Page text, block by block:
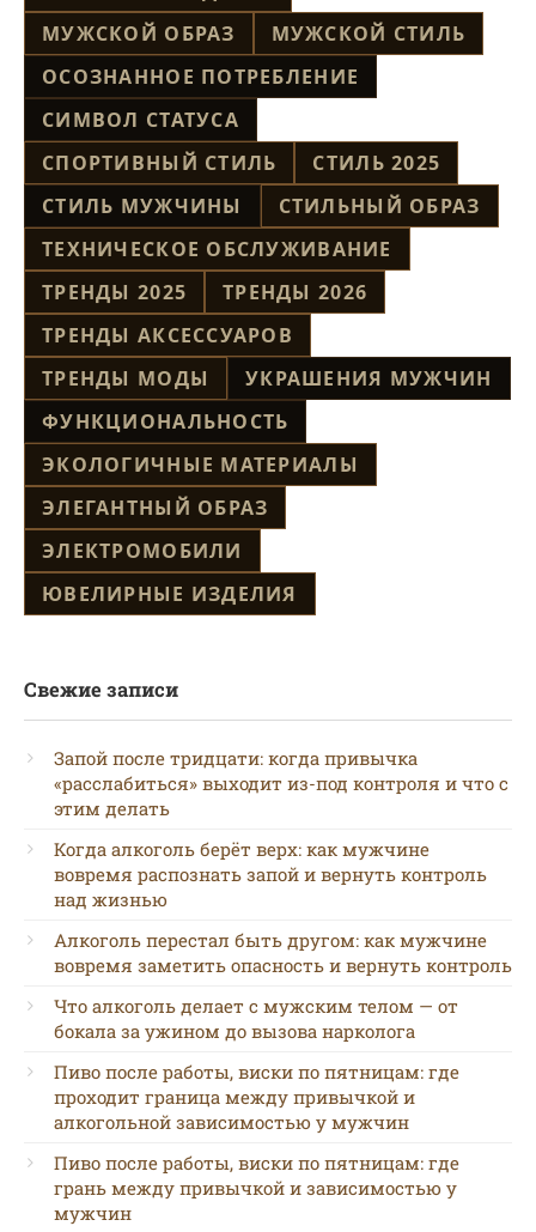
МУЖСКОЙ ОБРАЗ
МУЖСКОЙ СТИЛЬ
ОСОЗНАННОЕ ПОТРЕБЛЕНИЕ
СИМВОЛ СТАТУСА
СПОРТИВНЫЙ СТИЛЬ
СТИЛЬ 2025
СТИЛЬ МУЖЧИНЫ
СТИЛЬНЫЙ ОБРАЗ
ТЕХНИЧЕСКОЕ ОБСЛУЖИВАНИЕ
ТРЕНДЫ 2025
ТРЕНДЫ 2026
ТРЕНДЫ АКСЕССУАРОВ
ТРЕНДЫ МОДЫ
УКРАШЕНИЯ МУЖЧИН
ФУНКЦИОНАЛЬНОСТЬ
ЭКОЛОГИЧНЫЕ МАТЕРИАЛЫ
ЭЛЕГАНТНЫЙ ОБРАЗ
ЭЛЕКТРОМОБИЛИ
ЮВЕЛИРНЫЕ ИЗДЕЛИЯ
Свежие записи
Запой после тридцати: когда привычка
«расслабиться» выходит из-под контроля и что с
этим делать
Когда алкоголь берёт верх: как мужчине
вовремя распознать запой и вернуть контроль
над жизнью
Алкоголь перестал быть другом: как мужчине
вовремя заметить опасность и вернуть контроль
Что алкоголь делает с мужским телом — от
бокала за ужином до вызова нарколога
Пиво после работы, виски по пятницам: где
проходит граница между привычкой и
алкогольной зависимостью у мужчин
Пиво после работы, виски по пятницам: где
грань между привычкой и зависимостью у
мужчин